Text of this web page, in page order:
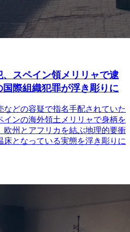
スペイン領メリリャで逮
際組織犯罪が浮き彫りに
などの容疑で指名手配されていた
インの海外領土メリリャで身柄を
欧州とアフリカを結ぶ地理的要衝
床となっている実態を浮き彫りに